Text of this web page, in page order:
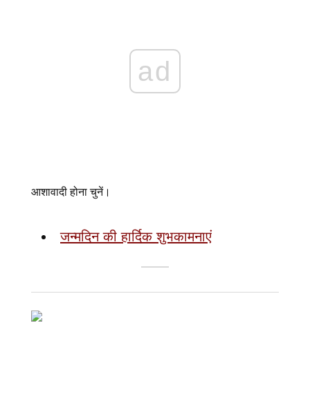
ad
आशावादी होना चुनें।
जन्मदिन की हार्दिक शुभकामनाएं